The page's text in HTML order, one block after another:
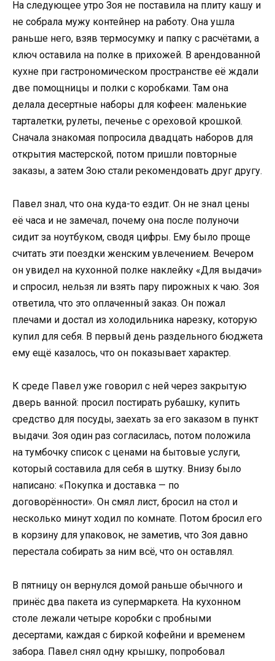
На следующее утро Зоя не поставила на плиту кашу и
не собрала мужу контейнер на работу. Она ушла
раньше него, взяв термосумку и папку с расчётами, а
ключ оставила на полке в прихожей. В арендованной
кухне при гастрономическом пространстве её ждали
две помощницы и полки с коробками. Там она
делала десертные наборы для кофеен: маленькие
тарталетки, рулеты, печенье с ореховой крошкой.
Сначала знакомая попросила двадцать наборов для
открытия мастерской, потом пришли повторные
заказы, а затем Зою стали рекомендовать друг другу.
Павел знал, что она куда-то ездит. Он не знал цены
её часа и не замечал, почему она после полуночи
сидит за ноутбуком, сводя цифры. Ему было проще
считать эти поездки женским увлечением. Вечером
он увидел на кухонной полке наклейку «Для выдачи»
и спросил, нельзя ли взять пару пирожных к чаю. Зоя
ответила, что это оплаченный заказ. Он пожал
плечами и достал из холодильника нарезку, которую
купил для себя. В первый день раздельного бюджета
ему ещё казалось, что он показывает характер.
К среде Павел уже говорил с ней через закрытую
дверь ванной: просил постирать рубашку, купить
средство для посуды, заехать за его заказом в пункт
выдачи. Зоя один раз согласилась, потом положила
на тумбочку список с ценами на бытовые услуги,
который составила для себя в шутку. Внизу было
написано: «Покупка и доставка — по
договорённости». Он смял лист, бросил на стол и
несколько минут ходил по комнате. Потом бросил его
в корзину для упаковок, не заметив, что Зоя давно
перестала собирать за ним всё, что он оставлял.
В пятницу он вернулся домой раньше обычного и
принёс два пакета из супермаркета. На кухонном
столе лежали четыре коробки с пробными
десертами, каждая с биркой кофейни и временем
забора. Павел снял одну крышку, попробовал